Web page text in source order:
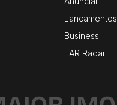
Lançamentos
Business
LAR Radar